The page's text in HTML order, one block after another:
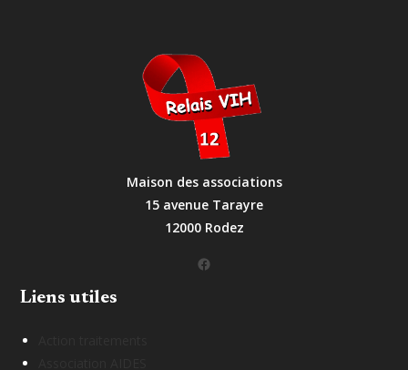
Maison des associations
15 avenue Tarayre
12000 Rodez
Facebook
Liens utiles